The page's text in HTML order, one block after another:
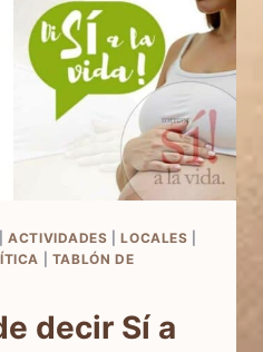
|ACTIVIDADES |LOCALES
TABLÓN DE
decir Sí a